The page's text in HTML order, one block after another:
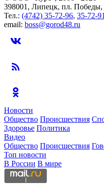
398001, Липецк, пл. Победы,
Тел.: (4742) 35-72-96, 35-72-91
email: boss@gorod48.ru
Новости
Общество Происшествия
Здоровье Политика
Видео
Общество Происшествия
Топ новости
В России В мире